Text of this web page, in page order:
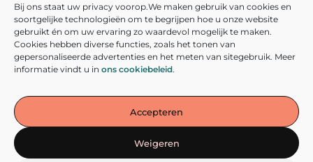
Bij ons staat uw privacy voorop.We maken gebruik van cookies en
soortgelijke technologieën om te begrijpen hoe u onze website
gebruikt én om uw ervaring zo waardevol mogelijk te maken.
Cookies hebben diverse functies, zoals het tonen van
gepersonaliseerde advertenties en het meten van sitegebruik. Meer
informatie vindt u in ons cookiebeleid.
Accepteren
Weigeren
De plek voor inspiratie en persoonlijke groei
— Laat je meenemen door verhalen, inzichten en tips die
aanzetten tot denken én doen. Verken vandaag nog de wereld van
verandering op verandereniseenkeuze.nl!
Onze informatie